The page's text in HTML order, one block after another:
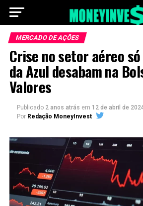
MERCADO DE AÇÕES
Crise no setor aéreo
da Azul desabam na
Valores
Publicado 2 anos atrás em 12 de abril de
Por Redação MoneyInvest